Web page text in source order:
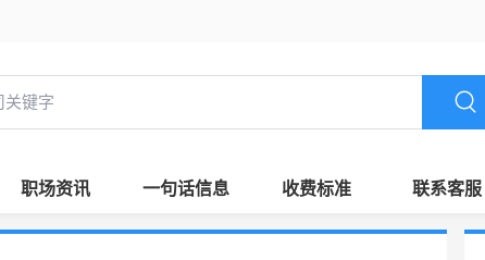
职场资讯 一句话信息 收费标准 联系客服